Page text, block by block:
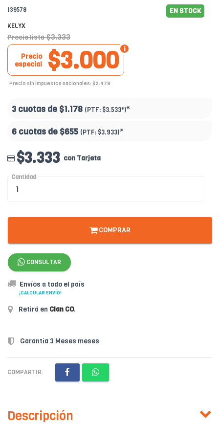
139578 EN STOCK
KELYX
Precio lista $3.333
$3.000
Precio
especial
Precio sin impuestos nacionales: $2.479
3 cuotas de $1.178 (PTF: $3.533*)*
6 cuotas de $655 (PTF: $3.933)*
$3.333 con Tarjeta
Cantidad
COMPRAR
CONSULTAR
Envíos a todo el país
¡CALCULAR ENVÍO!
Retirá en Clan CO.
Garantía 3 Meses meses
COMPARTIR:
Descripción